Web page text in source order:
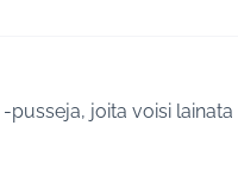
pusseja, joita voisi lainata